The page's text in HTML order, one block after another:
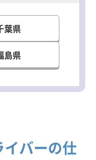
葉県
島県
バーの仕